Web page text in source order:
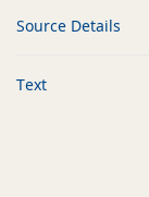
Source Details
Text